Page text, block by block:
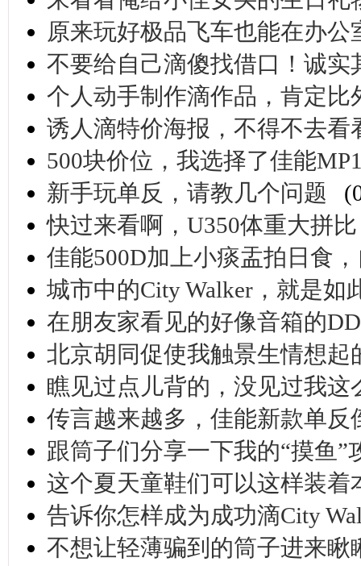
原来玩好极品飞车也能在办
不要给自己滴傻找借口！诚实
个人动手制作滴作品，肯定比
诱人滴特价海报，不得不去看
500块价位，我选择了佳能
新手玩单反，请教几个问题
快过来看啊，U350体重大拼比
佳能500D加上小痰盂拍日食
城市中的City Walker，就是如
在朋友家看见的好像音箱的DD
北京胡同促使我触景生情想起
瞧见过点儿背的，没见过我这
传言越来越多，佳能新款单反
跟筒子们分享一下我的“摸鱼”
这个夏天童鞋们可以这样装着
告诉你怎样成为成功滴City
不想让轻薄骗到的筒子进来瞅